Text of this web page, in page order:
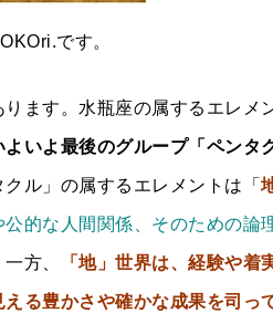
です。
ます。水瓶座の属するエレメ
よいよ最後のグループ「ペンタ
クル」の属するエレメントは「
的な人間関係、そのための論
一方、 「地」世界は、経験や着
る豊かさや確かな成果を司っ